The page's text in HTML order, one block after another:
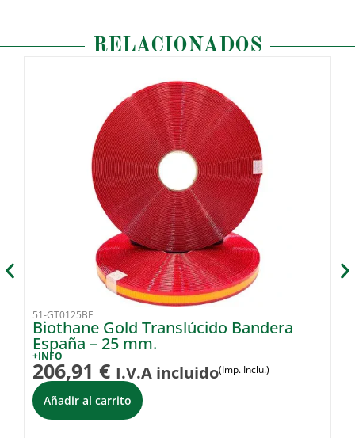
RELACIONADOS
51-GT0125BE
Biothane Gold Translúcido Bandera
España – 25 mm.
+INFO
206,91 € I.V.A incluido(Imp. Inclu.)
Añadir al carrito